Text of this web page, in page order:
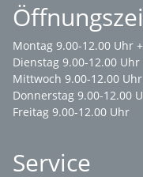
Montag 9.00-12.00 Uhr
Dienstag 9.00-12.00
Mittwoch 9.00-12.00
Donnerstag 9.00-12.00
Freitag 9.00-12.00 Uhr
Service